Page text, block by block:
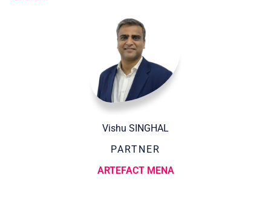
Vishu SINGHAL
PARTNER
ARTEFACT MENA